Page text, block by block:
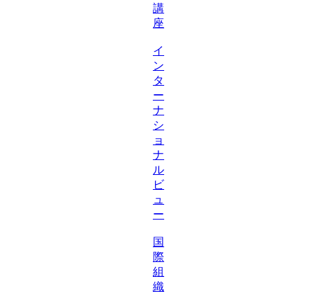
講
座
イ
ン
タ
ー
ナ
シ
ョ
ナ
ル
ビ
ュ
ー
国
際
組
織